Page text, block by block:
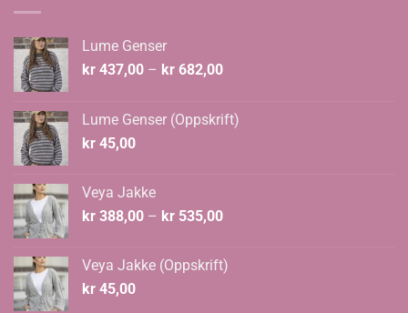
Lume Genser
kr 437,00 – kr 682,00Prisområde:
kr 682,00
Lume Genser (Oppskrift)
kr 45,00
Veya Jakke
kr 388,00 – kr 535,00Prisområde:
kr 535,00
Veya Jakke (Oppskrift)
kr 45,00